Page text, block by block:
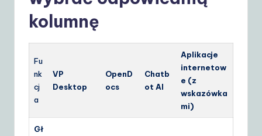
kolumnę
Fu
nk
cj
a
VP
Desktop
OpenD
ocs
Chatb
ot AI
Aplikacje
internetow
e (z
wskazówka
mi)
Gł